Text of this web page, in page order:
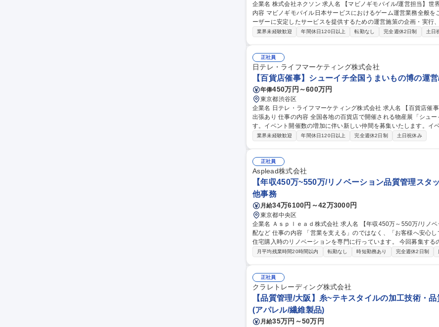
企業名 株式会社ネクソン 求人名 【マビノギモバイル/運営担当】世界的ゲーム企業/東証プライム市場上場 仕事の
内容 マビノギモバイル日本サービスにおけるゲーム運営業務全般
ーザーに安定したサービスを提供するための運営施策の企画・実行
営 など、Liveサービス運営に関わる幅広い業務をご担当いただきます。 また、ゲーム内イベントと連動したSNS
場
業界未経験歓迎 年間休日120日以上 転勤なし 完全週休2日制 土日
正社員
日テレ・ライフマーケティング株式会社
【百貨店催事】シューイチ全国うまいもの博の運
年俸450万円～600万円
東京都渋谷区
企業名 日テレ・ライフマーケティング株式会社 求人名 【百貨店催事】シューイチ全国うまいもの博の運営/全国
出張あり 仕事の内容 全国各地の百貨店で開催される物産展「シューイチ全国うまいもの博」を担当いただきま
す。イベント開催数の増加に伴い新しい仲間を募集いたします。イ
わっていただきます ■「シューイチ全国うまいもの博」の運営 ※メイン業務 1.イベントへの出店社誘致および管
シューイチ全国うまいもの博の運営/全国出張あり
業界未経験歓迎 年間休日120日以上 完全週休2日制 土日祝休み
正社員
Asplead株式会社
【年収450万~550万/リノベーション品質管理スタ
他事務
月給34万6100円～42万3000円
東京都中央区
企業名 Ａｓｐｌｅａｄ株式会社 求人名 【年収450万～550万/リノベーション品質管理スタッフ】完工検査/職人手
配など 仕事の内容 「営業を支える」のではなく、「お客様へ安心して住まいを引き渡す」仕事です。当社は中古
住宅購入時のリノベーションを専門に行っています。 今回募集す
るために 欠かせない品質管理・現場サポートスタッフです。工事がスムーズに進むよう現場を支え、施工品質を
■職人への是正依頼■是正工事の日程調整■工事申請書類の作成・提
★外回りが中心/社用車で現場を巡回します。iPad支給で現場でも書類作成や
収450万～550万/リノベーション品質管理スタッフ】完工検査/職人手
月平均残業時間20時間以内 転勤なし 時短勤務あり 完全週休2日制
正社員
クラレトレーディング株式会社
【品質管理/大阪】糸~テキスタイルの加工技術・
(アパレル/繊維製品)
月給35万円～50万円